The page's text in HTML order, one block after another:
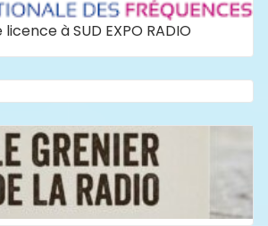
à SUD EXPO RADIO